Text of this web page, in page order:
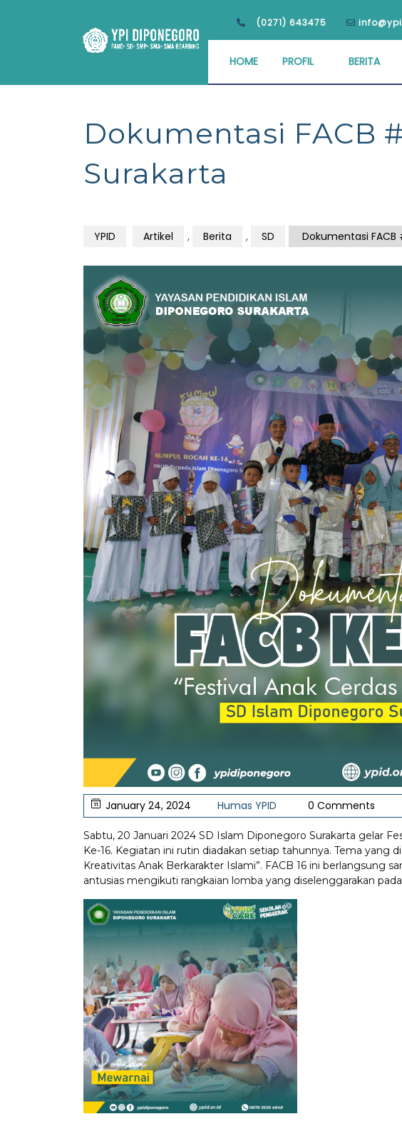
(0271) 643475
HOME PROFIL BERITA
Dokumentasi FACB
Surakarta
YPID Artikel , Berita , SD Dokumentasi FACB
January 24, 2024 Humas YPID 0 Comments
Sabtu, 20 Januari 2024 SD Islam Diponegoro Surakarta gelar
Ke-16. Kegiatan ini rutin diadakan setiap tahunnya. Tema yang
Kreativitas Anak Berkarakter Islami”. FACB 16 ini berlangsung
antusias mengikuti rangkaian lomba yang diselenggarakan pada